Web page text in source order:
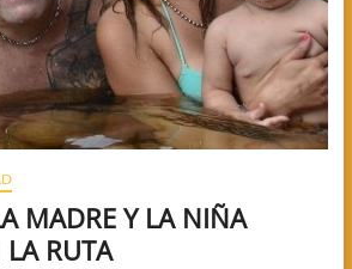
MADRE Y LA NIÑA
LA RUTA